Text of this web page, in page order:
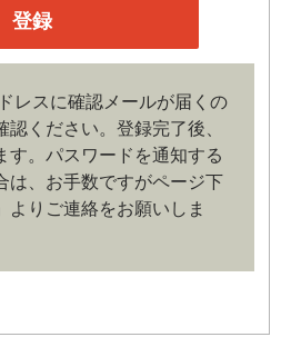
どの役職員、もしくは専門家の
とを条件とし、登録の申し込み
承諾した時点で、本会員規約の
に違反するおそれがある場合に
もしくは抹消することができま
スワードの管理）
ドの利用、管理は会員の自己責
す。会員は、ユーザー名および
洩、利用許諾、貸与、譲渡、名
レスに確認メールが届くの
ください。登録完了後、
す。パスワードを通知する
は、お手数ですがページ下
よりご連絡をお願いしま